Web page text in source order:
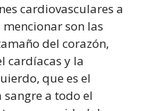
cardiovasculares a
son las
del corazón,
cardíacas y la
que es el
a todo el